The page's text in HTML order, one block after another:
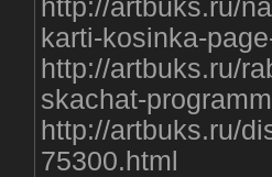
http://artbuks.ru/
karti-kosinka-
http://artbuks.ru/
skachat-
http://artbuks.ru/
75300.html